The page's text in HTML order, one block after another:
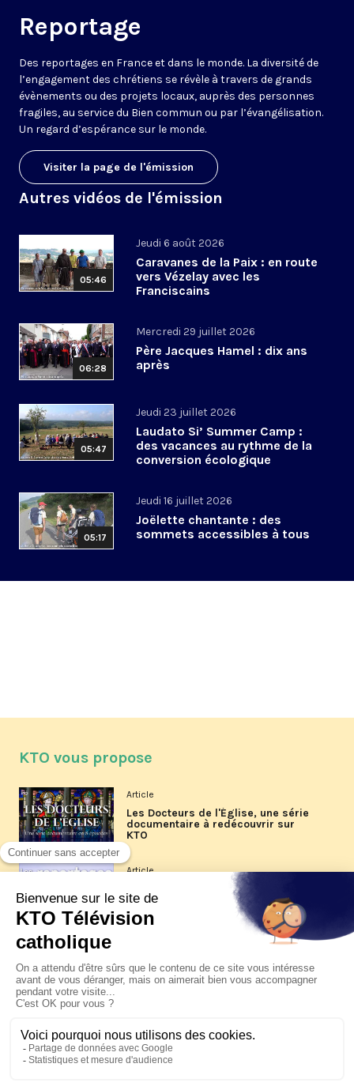
Reportage
Des reportages en France et dans le monde. La diversité de
l’engagement des chrétiens se révèle à travers de grands
évènements ou des projets locaux, auprès des personnes
fragiles, au service du Bien commun ou par l’évangélisation.
Un regard d’espérance sur le monde.
Visiter la page de l'émission
Autres vidéos de l'émission
05:46
Jeudi 6 août 2026
Caravanes de la Paix : en route
vers Vézelay avec les
Franciscains
06:28
Mercredi 29 juillet 2026
Père Jacques Hamel : dix ans
après
05:47
Jeudi 23 juillet 2026
Laudato Si’ Summer Camp :
des vacances au rythme de la
conversion écologique
05:17
Jeudi 16 juillet 2026
Joëlette chantante : des
sommets accessibles à tous
KTO vous propose
Article
Les Docteurs de l'Église, une série
documentaire à redécouvrir sur
KTO
Article
Les reportages d'été 2026 de KTO
La visite pastorale du pape Léon
XIV à Assise à suivre sur KTO le
jeudi 6 août
Le pape en Uruguay, Argentine et
Pérou du 6 au 17 novembre 2026